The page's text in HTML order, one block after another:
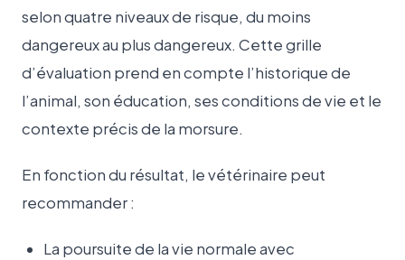
selon quatre niveaux de risque, du moins
dangereux au plus dangereux. Cette grille
d’évaluation prend en compte l’historique de
l’animal, son éducation, ses conditions de vie et le
contexte précis de la morsure.
En fonction du résultat, le vétérinaire peut
recommander :
La poursuite de la vie normale avec